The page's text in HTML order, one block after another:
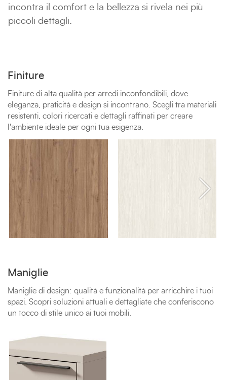
incontra il comfort e la bellezza si rivela nei più
piccoli dettagli.
Finiture
Finiture di alta qualità per arredi inconfondibili, dove
eleganza, praticità e design si incontrano. Scegli tra materiali
resistenti, colori ricercati e dettagli raffinati per creare
l'ambiente ideale per ogni tua esigenza.
Maniglie
Maniglie di design: qualità e funzionalità per arricchire i tuoi
spazi. Scopri soluzioni attuali e dettagliate che conferiscono
un tocco di stile unico ai tuoi mobili.